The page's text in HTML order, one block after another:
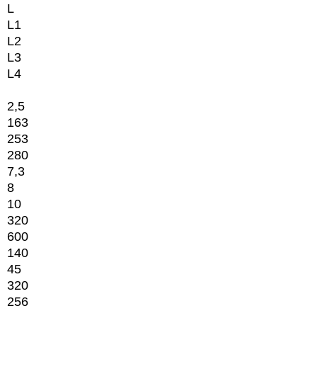
L
L1
L2
L3
L4
2,5
163
253
280
7,3
8
10
320
600
140
45
320
256